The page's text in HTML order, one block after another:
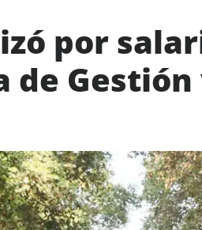
por
de